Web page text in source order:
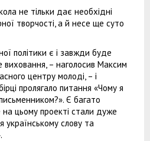
не тільки дає необхідні
творчості, а й несе ще суто
політики є і завжди буде
виховання, – наголосив Максим
центру молоді, – і
пролягало питання «Чому я
Є багато
цьому проекті стали дуже
українському слову та